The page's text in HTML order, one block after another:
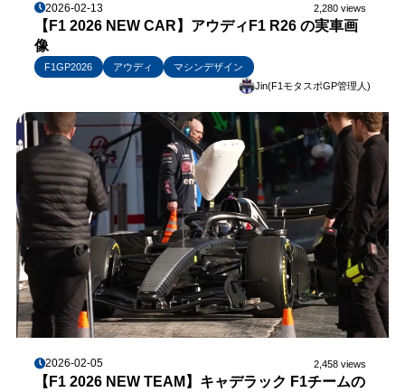
2026-02-13 2,280 views
【F1 2026 NEW CAR】アウディF1 R26 の実車画
像
F1GP2026 アウディ
マシンデザイン
Jin(F1モタスポGP管理人)
2026-02-05 2,458 views
【F1 2026 NEW TEAM】キャデラック F1チームの